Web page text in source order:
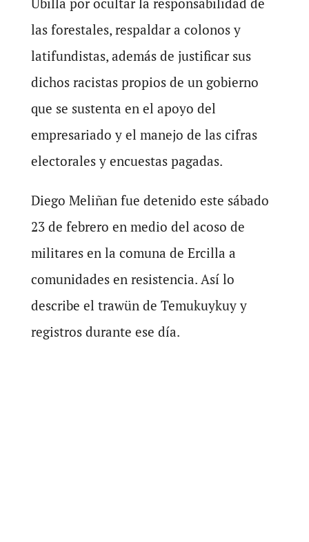
las forestales, respaldar a colonos y
latifundistas, además de justificar sus
dichos racistas propios de un gobierno
que se sustenta en el apoyo del
empresariado y el manejo de las cifras
electorales y encuestas pagadas.
Diego Meliñan fue detenido este sábado
23 de febrero en medio del acoso de
militares en la comuna de Ercilla a
comunidades en resistencia. Así lo
describe el trawün de Temukuykuy y
registros durante ese día.